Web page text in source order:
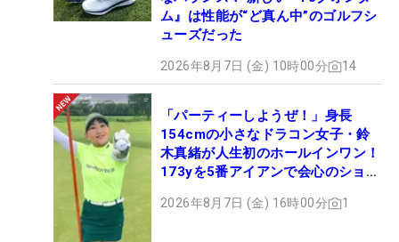
ム』は性能が“ど真ん中”のゴルフシ
ューズだった
2026年8月7日 (金) 10時00分 14
「パーティーしようぜ！」身長
154cmの小さなドラコン女子・鈴
木真緒が人生初のホールインワン！
173yを5番アイアンで会心のショッ
2026年8月7日 (金) 16時00分 1